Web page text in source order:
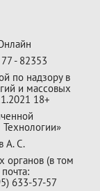
- 82353
по надзору в
и массовых
18+
А. С.
органов (в том
633-57-57